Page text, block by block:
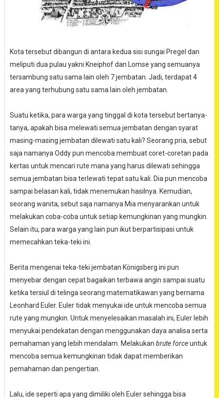
Kota tersebut dibangun di antara kedua sisi sungai Pregel dan
meliputi dua pulau yakni Kneiphof dan Lomse yang semuanya
tersambung satu sama lain oleh 7 jembatan. Jadi, terdapat 4
area yang terhubung satu sama lain oleh jembatan.
Suatu ketika, para warga yang tinggal di kota tersebut bertanya-
tanya, apakah bisa melewati semua jembatan dengan syarat
masing-masing jembatan dilewati satu kali? Seorang pria, sebut
saja namanya Oddy pun mencoba membuat coret-coretan pada
kertas untuk mencari rute mana yang harus dilewati sehingga
semua jembatan bisa terlewati tepat satu kali. Dia pun mencoba
sampai belasan kali, tidak menemukan hasilnya. Kemudian,
seorang wanita, sebut saja namanya Mia menyarankan untuk
melakukan coba-coba untuk setiap kemungkinan yang mungkin.
Selain itu, para warga yang lain pun ikut berpartisipasi untuk
memecahkan teka-teki ini.
Berita mengenai teka-teki jembatan Königsberg ini pun
menyebar dengan cepat bagaikan terbawa angin sampai suatu
ketika tersiul di telinga seorang matematikawan yang bernama
Leonhard Euler. Euler tidak menyukai ide untuk mencoba semua
rute yang mungkin. Untuk menyelesaikan masalah ini, Euler lebih
menyukai pendekatan dengan menggunakan daya analisa serta
pemahaman yang lebih mendalam. Melakukan brute forceuntuk
mencoba semua kemungkinan tidak dapat memberikan
pemahaman dan pengertian.
Lalu, ide seperti apa yang dimiliki oleh Euler sehingga bisa